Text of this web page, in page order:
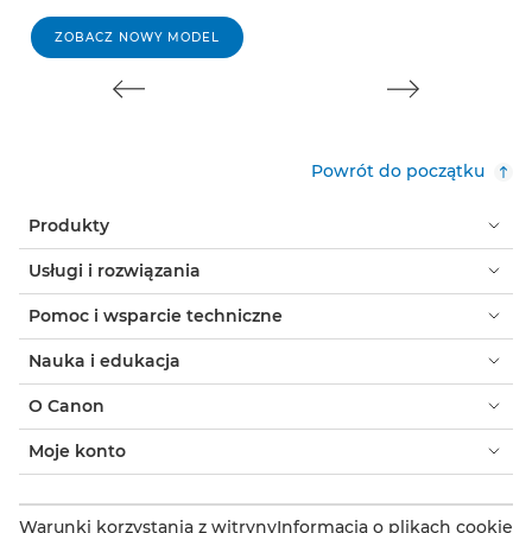
ZOBACZ NOWY MODEL
Powrót do początku
Produkty
Usługi i rozwiązania
Pomoc i wsparcie techniczne
Nauka i edukacja
O Canon
Moje konto
Warunki korzystania z witrynyInformacja o plikach cookie